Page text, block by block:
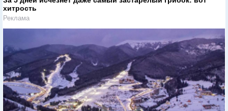
хитрость
Реклама